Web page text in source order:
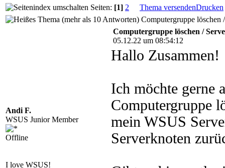
Seiten: [1] 2 Thema versendenDrucken
Computergruppe löschen
Andi F.
WSUS Junior Member
Offline
I love WSUS!
Computergruppe löschen /
05.12.22 um 08:54:12
Hallo Zusammen!
Ich möchte gerne
Computergruppe
mein WSUS
Serverknoten